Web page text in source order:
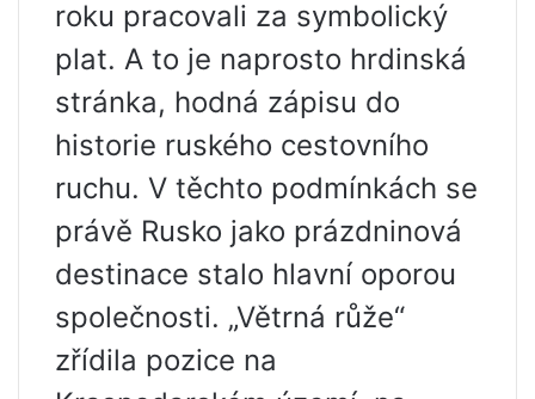
roku pracovali za symbolický
plat. A to je naprosto hrdinská
stránka, hodná zápisu do
historie ruského cestovního
ruchu. V těchto podmínkách se
právě Rusko jako prázdninová
destinace stalo hlavní oporou
společnosti. „Větrná růže“
zřídila pozice na